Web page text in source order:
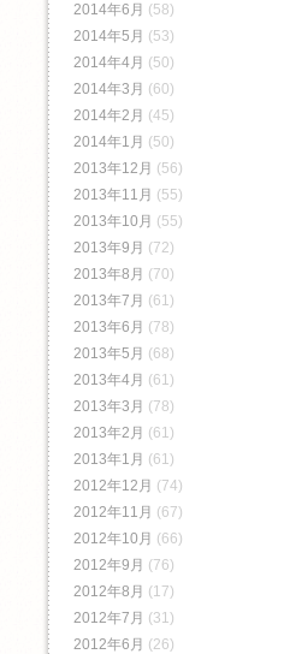
2014年6月 (58)
2014年5月 (53)
2014年4月 (50)
2014年3月 (60)
2014年2月 (45)
2014年1月 (50)
2013年12月 (56)
2013年11月 (55)
2013年10月 (55)
2013年9月 (72)
2013年8月 (70)
2013年7月 (61)
2013年6月 (78)
2013年5月 (68)
2013年4月 (61)
2013年3月 (78)
2013年2月 (61)
2013年1月 (61)
2012年12月 (74)
2012年11月 (67)
2012年10月 (66)
2012年9月 (76)
2012年8月 (17)
2012年7月 (31)
2012年6月 (26)